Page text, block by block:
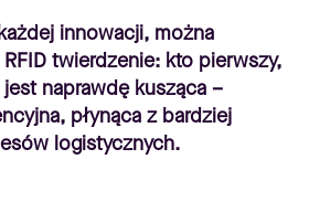
innowacji, można
twierdzenie: kto pierwszy,
naprawdę kusząca –
płynąca z bardziej
logistycznych.